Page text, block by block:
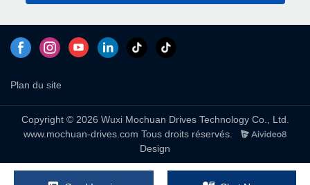
Plan du site
Copyright © 2026 Wuxi Mochuan Drives Technology Co., Ltd.
www.mochuan-drives.com Tous droits réservés.
Design